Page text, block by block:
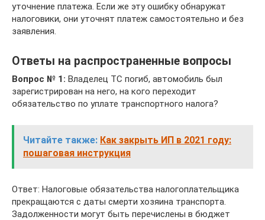
уточнение платежа. Если же эту ошибку обнаружат
налоговики, они уточнят платеж самостоятельно и без
заявления.
Ответы на распространенные вопросы
Вопрос № 1: Владелец ТС погиб, автомобиль был
зарегистрирован на него, на кого переходит
обязательство по уплате транспортного налога?
Читайте также: Как закрыть ИП в 2021 году:
пошаговая инструкция
Ответ: Налоговые обязательства налогоплательщика
прекращаются с даты смерти хозяина транспорта.
Задолженности могут быть перечислены в бюджет